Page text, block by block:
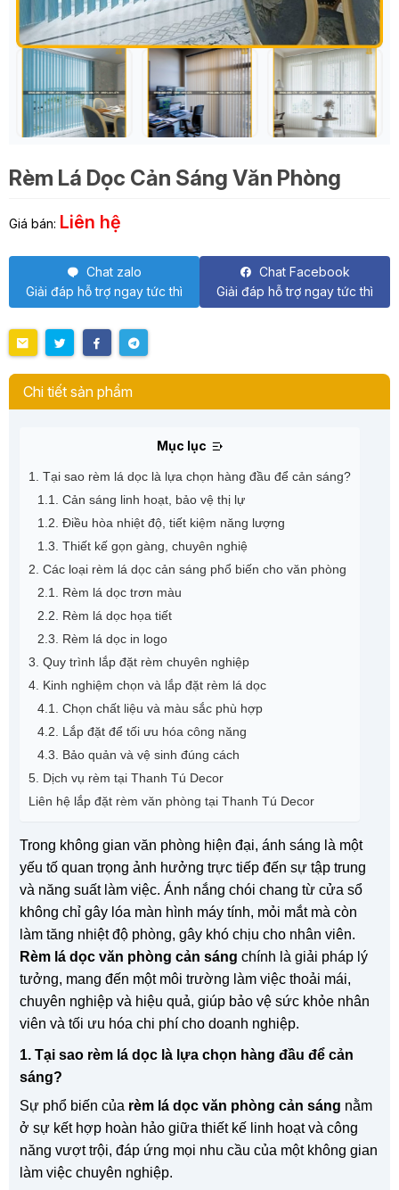
Rèm Lá Dọc Cản Sáng Văn Phòng
Giá bán: Liên hệ
Chat zalo
Giải đáp hỗ trợ ngay tức thì
Chat Facebook
Giải đáp hỗ trợ ngay tức thì
Chi tiết sản phẩm
Mục lục
1. Tại sao rèm lá dọc là lựa chọn hàng đầu để cản sáng?
1.1. Cản sáng linh hoạt, bảo vệ thị lự
1.2. Điều hòa nhiệt độ, tiết kiệm năng lượng
1.3. Thiết kế gọn gàng, chuyên nghiệ
2. Các loại rèm lá dọc cản sáng phổ biến cho văn phòng
2.1. Rèm lá dọc trơn màu
2.2. Rèm lá dọc họa tiết
2.3. Rèm lá dọc in logo
3. Quy trình lắp đặt rèm chuyên nghiệp
4. Kinh nghiệm chọn và lắp đặt rèm lá dọc
4.1. Chọn chất liệu và màu sắc phù hợp
4.2. Lắp đặt để tối ưu hóa công năng
4.3. Bảo quản và vệ sinh đúng cách
5. Dịch vụ rèm tại Thanh Tú Decor
Liên hệ lắp đặt rèm văn phòng tại Thanh Tú Decor
Trong không gian văn phòng hiện đại, ánh sáng là một
yếu tố quan trọng ảnh hưởng trực tiếp đến sự tập trung
và năng suất làm việc. Ánh nắng chói chang từ cửa sổ
không chỉ gây lóa màn hình máy tính, mỏi mắt mà còn
làm tăng nhiệt độ phòng, gây khó chịu cho nhân viên.
Rèm lá dọc văn phòng cản sáng chính là giải pháp lý
tưởng, mang đến một môi trường làm việc thoải mái,
chuyên nghiệp và hiệu quả, giúp bảo vệ sức khỏe nhân
viên và tối ưu hóa chi phí cho doanh nghiệp.
1. Tại sao rèm lá dọc là lựa chọn hàng đầu để cản
sáng?
Sự phổ biến của rèm lá dọc văn phòng cản sáng nằm
ở sự kết hợp hoàn hảo giữa thiết kế linh hoạt và công
năng vượt trội, đáp ứng mọi nhu cầu của một không gian
làm việc chuyên nghiệp.